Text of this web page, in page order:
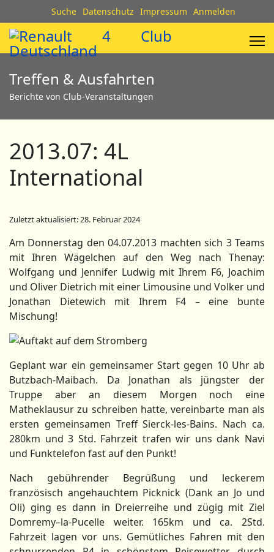
Suche Datenschutz Impressum Anmelden
Treffen & Ausfahrten
Berichte von Club-Veranstaltungen
2013.07: 4L
International
Zuletzt aktualisiert: 28. Februar 2024
Am Donnerstag den 04.07.2013 machten sich 3 Teams
mit Ihren Wägelchen auf den Weg nach Thenay:
Wolfgang und Jennifer Ludwig mit Ihrem F6, Joachim
und Oliver Dietrich mit einer Limousine und Volker und
Jonathan Dietewich mit Ihrem F4 – eine bunte
Mischung!
Geplant war ein gemeinsamer Start gegen 10 Uhr ab
Butzbach-Maibach. Da Jonathan als jüngster der
Truppe aber an diesem Morgen noch eine
Matheklausur zu schreiben hatte, vereinbarte man als
ersten gemeinsamen Treff Sierck-les-Bains. Nach ca.
280km und 3 Std. Fahrzeit trafen wir uns dank Navi
und Funktelefon fast auf den Punkt!
Nach gebührender Begrüßung und leckerem
französisch angehauchtem Picknick (Dank an Jo und
Oli) ging es dann in Dreierreihe und zügig mit Ziel
Domremy–la-Pucelle weiter. 165km und ca. 2Std.
Fahrzeit lagen vor uns. Gemütliches Fahren mit den